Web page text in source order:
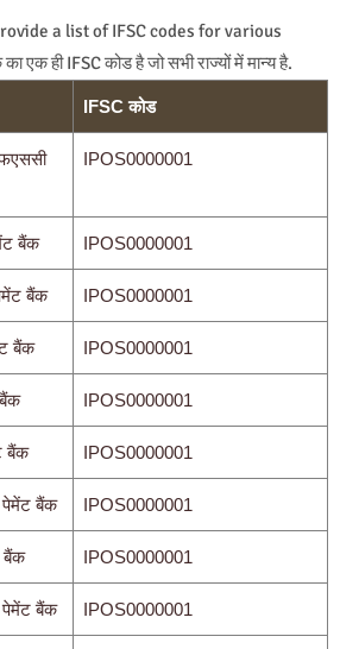
a list of IFSC codes for various
एक ही IFSC कोड है जो सभी राज्यों में मान्य है.
IFSC कोड
IPOS0000001
बैंक IPOS0000001
बैंक IPOS0000001
बैंक IPOS0000001
IPOS0000001
बैंक IPOS0000001
पेमेंट बैंक IPOS0000001
बैंक IPOS0000001
पेमेंट बैंक IPOS0000001